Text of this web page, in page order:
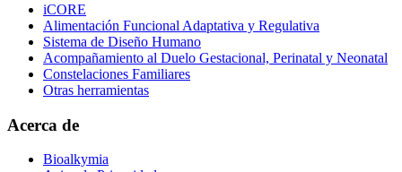
iCORE
Alimentación Funcional Adaptativa y Regulativa
Sistema de Diseño Humano
Acompañamiento al Duelo Gestacional, Perinatal y Neonatal
Constelaciones Familiares
Otras herramientas
Acerca de
Bioalkymia